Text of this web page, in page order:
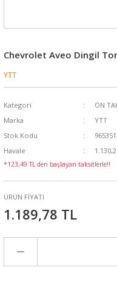
Chevrolet Aveo Dingil
YTT
Kategori
ÖN
Marka
YTT
Stok Kodu
Havale
*123,49 TL den başlayan taksitlerle!!
ÜRÜN FİYATI
1.189,78 TL